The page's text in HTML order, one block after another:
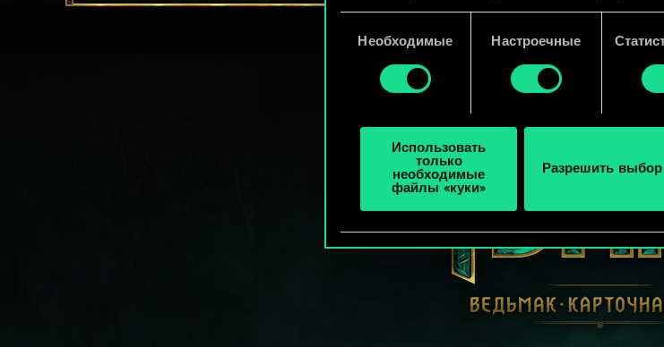
Найти подробную информацию о том, как
«Настройки» ниже.
согласия
Необходимые Настроечные
Использовать
только
необходимые
файлы «куки»
Разрешить выбор